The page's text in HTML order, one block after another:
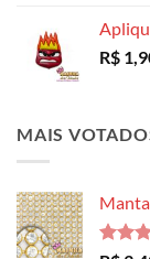
R$
MAIS